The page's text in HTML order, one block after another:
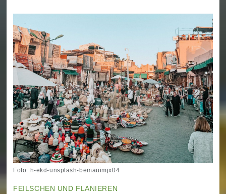
Foto: h-ekd-unsplash-bemauimjx04
FEILSCHEN UND FLANIEREN